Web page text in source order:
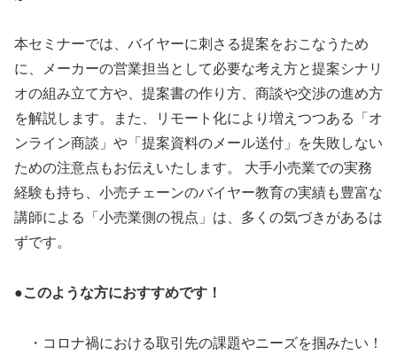
本セミナーでは、バイヤーに刺さる提案をおこなうため
に、メーカーの営業担当として必要な考え方と提案シナリ
オの組み立て方や、提案書の作り方、商談や交渉の進め方
を解説します。また、リモート化により増えつつある「オ
ンライン商談」や「提案資料のメール送付」を失敗しない
ための注意点もお伝えいたします。 大手小売業での実務
経験も持ち、小売チェーンのバイヤー教育の実績も豊富な
講師による「小売業側の視点」は、多くの気づきがあるは
ずです。
●このような方におすすめです！
・コロナ禍における取引先の課題やニーズを掴みたい！